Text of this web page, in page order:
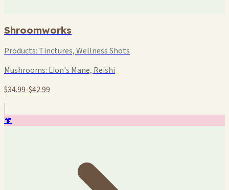
Shroomworks
Products: Tinctures, Wellness Shots
Mushrooms: Lion's Mane, Reishi
$34.99-$42.99
🍄